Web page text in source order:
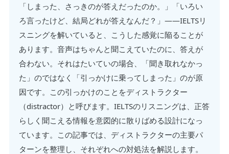
「しまった、さっきのが答えだったのか。」「いろい
ろ言ったけど、結局どれが答えなんだ？」——IELTSリ
スニングを解いていると、こうした感覚に陥ることが
あります。音声はちゃんと聞こえていたのに、答えが
合わない。それはたいていの場合、「聞き取れなかっ
た」のではなく「引っかけに乗ってしまった」のが原
因です。この引っかけのことをディストラクター
（distractor）と呼びます。IELTSのリスニングは、正答
らしく聞こえる情報を意図的に散りばめる設計になっ
ています。この記事では、ディストラクターの主要パ
ターンを整理し、それぞれへの対処法を解説します。